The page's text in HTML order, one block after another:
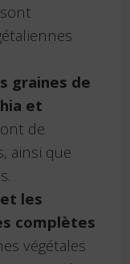
graines de
et
de
ainsi que
les
complètes
végétales